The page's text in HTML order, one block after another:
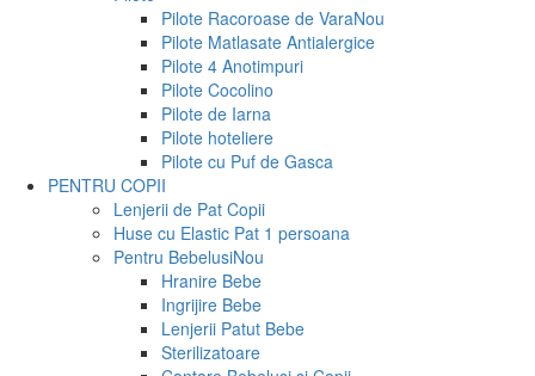
Pilote Racoroase de VaraNou
Pilote Matlasate Antialergice
Pilote 4 Anotimpuri
Pilote Cocolino
Pilote de Iarna
Pilote hoteliere
Pilote cu Puf de Gasca
PENTRU COPII
Lenjerii de Pat Copii
Huse cu Elastic Pat 1 persoana
Pentru BebelusiNou
Hranire Bebe
Ingrijire Bebe
Lenjerii Patut Bebe
Sterilizatoare